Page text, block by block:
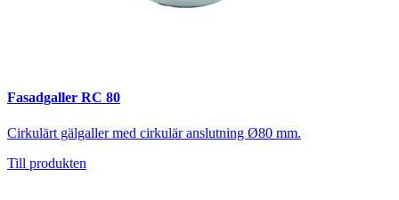
Fasadgaller RC 80
Cirkulärt gälgaller med cirkulär anslutning Ø80 mm.
Till produkten